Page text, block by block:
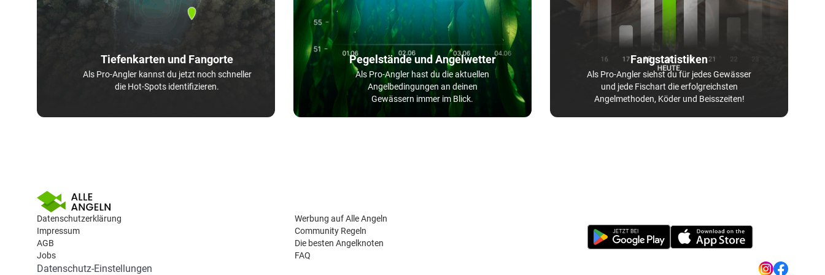
Tiefenkarten und Fangorte
Als Pro-Angler kannst du jetzt noch schneller
die Hot-Spots identifizieren.
Pegelstände und Angelwetter
Als Pro-Angler hast du die aktuellen
Angelbedingungen an deinen
Gewässern immer im Blick.
Fangstatistiken
Als Pro-Angler siehst du für jedes Gewässer
und jede Fischart die erfolgreichsten
Angelmethoden, Köder und Beisszeiten!
Datenschutzerklärung
Impressum
AGB
Jobs
Werbung auf Alle Angeln
Community Regeln
Die besten Angelknoten
FAQ
Datenschutz-Einstellungen